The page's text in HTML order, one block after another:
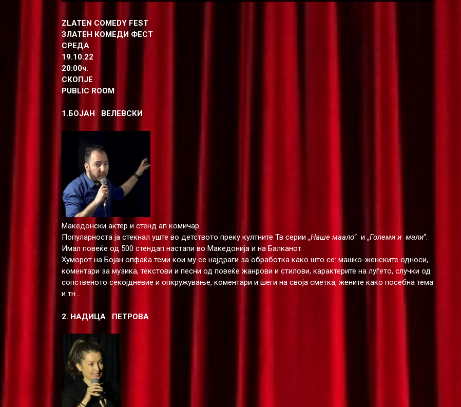
ZLATEN COMEDY FEST
ЗЛАТЕН КОМЕДИ ФЕСТ
СРЕДА
19.10.22
20:00ч.
СКОПЈЕ
PUBLIC ROOM
1.БОЈАН ВЕЛЕВСКИ
Македонски актер и стенд ап комичар.
Популарноста ја стекнал уште во детството преку култните Тв серии „Наше маало“ и „Големи и мали“.
Имал повеќе од 500 стендап настапи во Македонија и на Балканот.
Хуморот на Бојан опфаќа теми кои му се најдраги за обработка како што се: машко-женските односи,
коментари за музика, текстови и песни од повеќе жанрови и стилови, карактерите на луѓето, случки од
сопственото секојдневие и опкружување, коментари и шеги на своја сметка, жените како посебна тема
и тн...
2. НАДИЦА ПЕТРОВА